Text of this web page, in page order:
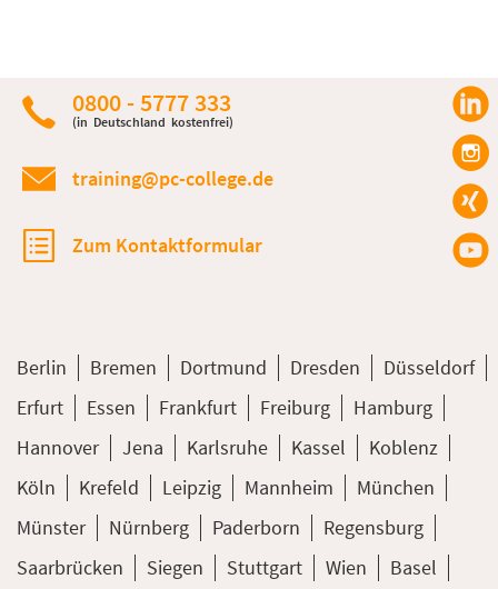
0800 - 5777 333
(in Deutschland kostenfrei)
training@pc-college.de
Zum Kontaktformular
Berlin Bremen Dortmund Dresden
Düsseldorf
Erfurt
Essen Frankfurt Freiburg
Hamburg
Hannover
Jena Karlsruhe Kassel
Koblenz
Köln
Krefeld Leipzig Mannheim
München
Münster
Nürnberg Paderborn
Regensburg
Saarbrücken
Siegen Stuttgart Wien Basel